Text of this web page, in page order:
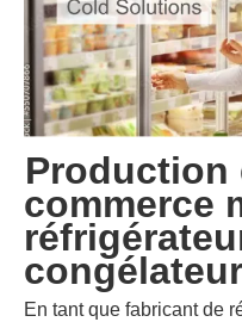
Production
commerce
En tant que fabricant de